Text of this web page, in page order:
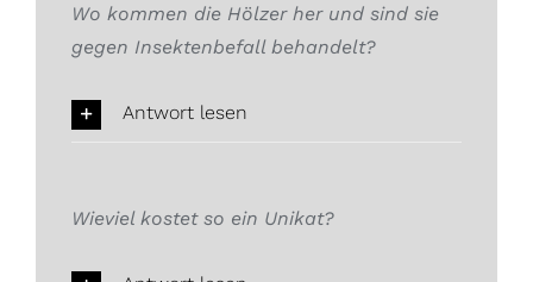
Wo kommen die Hölzer her und sind sie
gegen Insektenbefall behandelt?
Antwort lesen
Wieviel kostet so ein Unikat?